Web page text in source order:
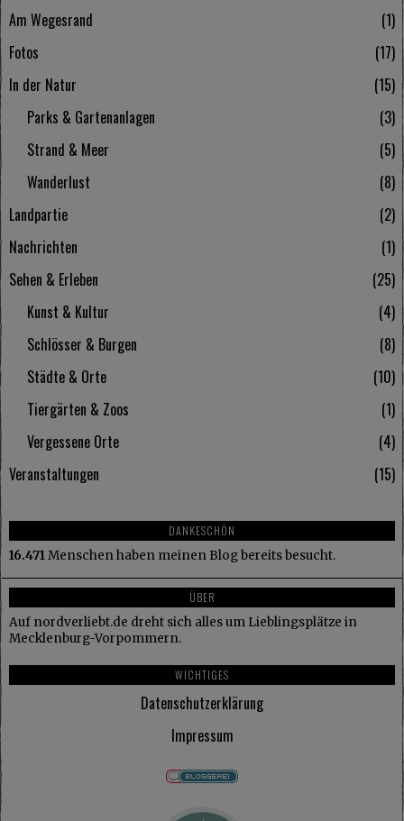
Am Wegesrand
1
Fotos
17
In der Natur
15
Parks & Gartenanlagen
3
Strand & Meer
5
Wanderlust
8
Landpartie
2
Nachrichten
1
Sehen & Erleben
25
Kunst & Kultur
4
Schlösser & Burgen
8
Städte & Orte
10
Tiergärten & Zoos
1
Vergessene Orte
4
Veranstaltungen
15
DANKESCHÖN
16.471Menschen haben meinen Blog bereits besucht.
ÜBER
Auf nordverliebt.de dreht sich alles um Lieblingsplätze in
Mecklenburg-Vorpommern.
WICHTIGES
Datenschutzerklärung
Impressum